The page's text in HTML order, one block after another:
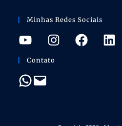
Minhas Redes Sociais
Contato